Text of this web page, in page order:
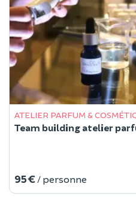
ATELIER PARFUM &
Team building atelier
95 € / personne